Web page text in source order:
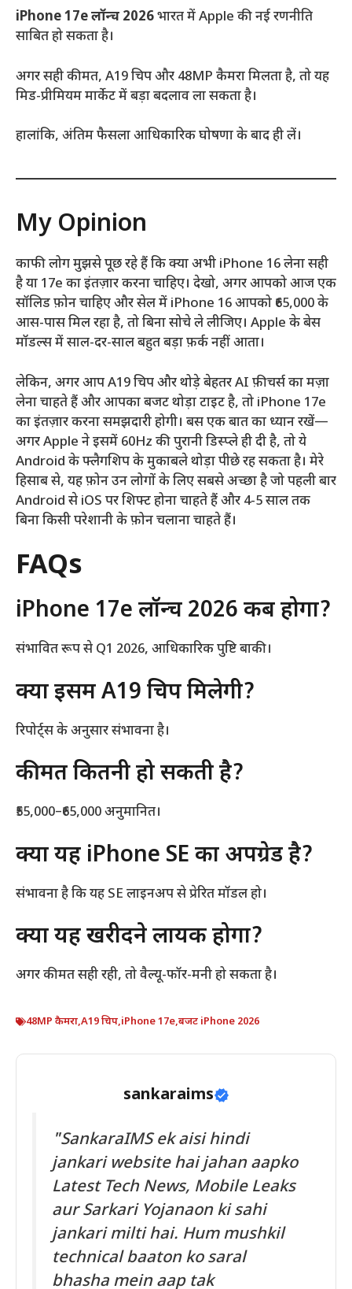
iPhone 17e लॉन्च 2026भारत में Apple की नई रणनीति
साबित हो सकता है।
अगर सही कीमत, A19 चिप और 48MP कैमरा मिलता है, तो यह
मिड-प्रीमियम मार्केट में बड़ा बदलाव ला सकता है।
हालांकि, अंतिम फैसला आधिकारिक घोषणा के बाद ही लें।
My Opinion
काफी लोग मुझसे पूछ रहे हैं कि क्या अभी iPhone 16 लेना सही
है या 17e का इंतज़ार करना चाहिए। देखो, अगर आपको आज एक
सॉलिड फ़ोन चाहिए और सेल में iPhone 16 आपको ₹65,000 के
आस-पास मिल रहा है, तो बिना सोचे ले लीजिए। Apple के बेस
मॉडल्स में साल-दर-साल बहुत बड़ा फ़र्क नहीं आता।
लेकिन, अगर आप A19 चिप और थोड़े बेहतर AI फ़ीचर्स का मज़ा
लेना चाहते हैं और आपका बजट थोड़ा टाइट है, तो iPhone 17e
का इंतज़ार करना समझदारी होगी। बस एक बात का ध्यान रखें—
अगर Apple ने इसमें 60Hz की पुरानी डिस्प्ले ही दी है, तो ये
Android के फ्लैगशिप के मुकाबले थोड़ा पीछे रह सकता है। मेरे
हिसाब से, यह फ़ोन उन लोगों के लिए सबसे अच्छा है जो पहली बार
Android से iOS पर शिफ्ट होना चाहते हैं और 4-5 साल तक
बिना किसी परेशानी के फ़ोन चलाना चाहते हैं।
FAQs
iPhone 17e लॉन्च 2026 कब होगा?
संभावित रूप से Q1 2026, आधिकारिक पुष्टि बाकी।
क्या इसमें A19 चिप मिलेगी?
रिपोर्ट्स के अनुसार संभावना है।
कीमत कितनी हो सकती है?
₹55,000–₹65,000 अनुमानित।
क्या यह iPhone SE का अपग्रेड है?
संभावना है कि यह SE लाइनअप से प्रेरित मॉडल हो।
क्या यह खरीदने लायक होगा?
अगर कीमत सही रही, तो वैल्यू-फॉर-मनी हो सकता है।
48MP कैमरा,A19 चिप,iPhone 17e,बजट iPhone 2026
sankaraims
"SankaraIMS ek aisi hindi
jankari website hai jahan aapko
Latest Tech News, Mobile Leaks
aur Sarkari Yojanaon ki sahi
jankari milti hai. Hum mushkil
technical baaton ko saral
bhasha mein aap tak